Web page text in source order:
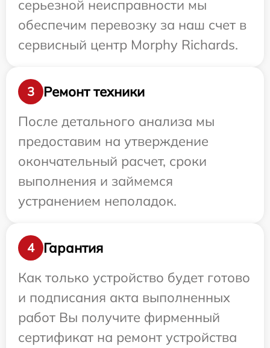
серьезной неисправности мы
обеспечим перевозку за наш счет в
сервисный центр Morphy Richards.
3
Ремонт техники
После детального анализа мы
предоставим на утверждение
окончательный расчет, сроки
выполнения и займемся
устранением неполадок.
4
Гарантия
Как только устройство будет готово
и подписания акта выполненных
работ Вы получите фирменный
сертификат на ремонт устройства